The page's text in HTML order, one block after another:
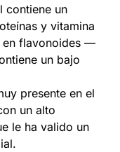
contiene un
y vitamina
en flavonoides —
un bajo
presente en el
un alto
le ha valido un